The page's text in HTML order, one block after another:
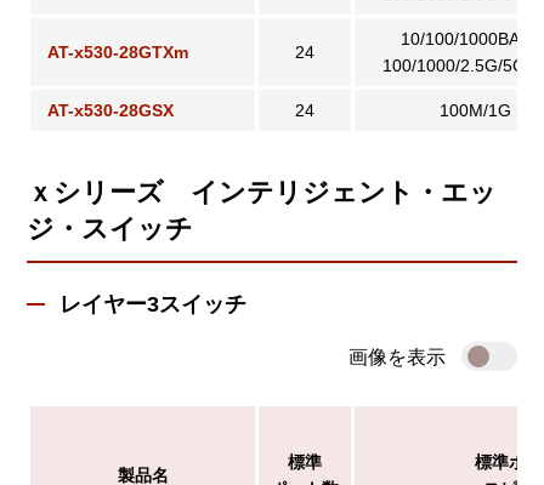
AT-x530-28GTXm 24
10/100/
100/1000/2.5G/
AT-x530-28GSX 24 100M/1G
ｘシリーズ インテリジェント・エッ
ジ・スイッチ
レイヤー3スイッチ
画像を表示
製品名
標準
標準ポ